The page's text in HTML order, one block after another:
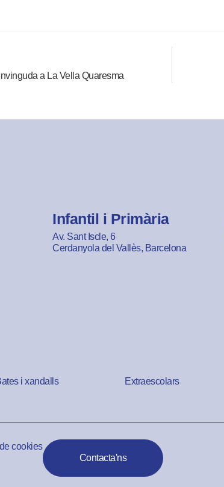
a La Vella Quaresma
Infantil i Primària
Av. Sant Iscle, 6
Cerdanyola del Vallès, Barcelona
i xandalls Extraescolars
cookies
Contacta'ns